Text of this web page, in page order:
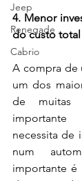
Jeep
Renegade
Cabrio
4. Menor
do custo
A compra de
um dos
de muitas
necessita de
num
importante é